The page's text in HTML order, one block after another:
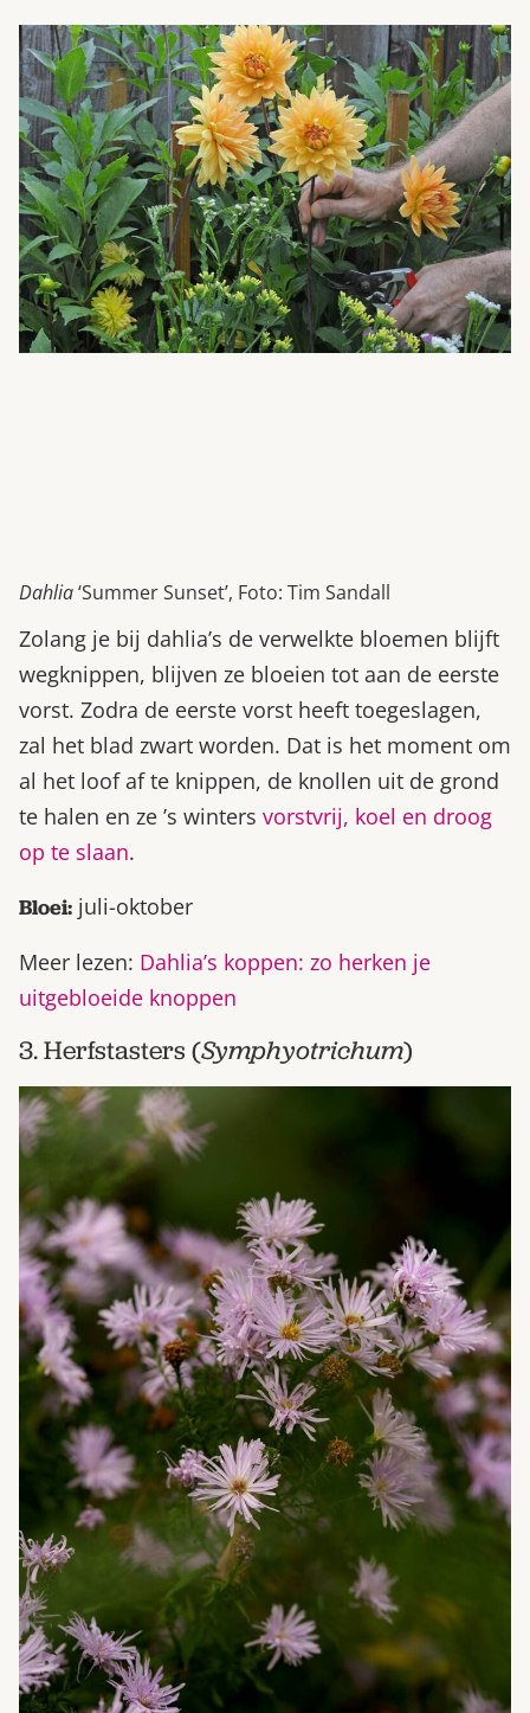
Dahlia‘Summer Sunset’, Foto: Tim Sandall
Zolang je bij dahlia’s de verwelkte bloemen blijft
wegknippen, blijven ze bloeien tot aan de eerste
vorst. Zodra de eerste vorst heeft toegeslagen,
zal het blad zwart worden. Dat is het moment om
al het loof af te knippen, de knollen uit de grond
te halen en ze ’s winters vorstvrij, koel en droog
op te slaan.
Bloei: juli-oktober
Meer lezen: Dahlia’s koppen: zo herken je
uitgebloeide knoppen
3. Herfstasters (Symphyotrichum)